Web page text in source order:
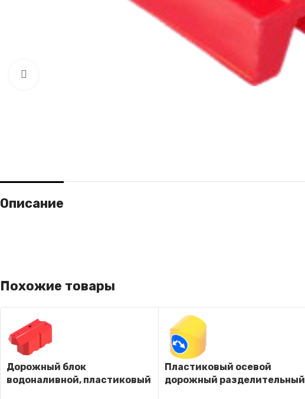
Описание
Похожие товары
Дорожный блок
водоналивной, пластиковый
Пластиковый осевой
дорожный разделительный